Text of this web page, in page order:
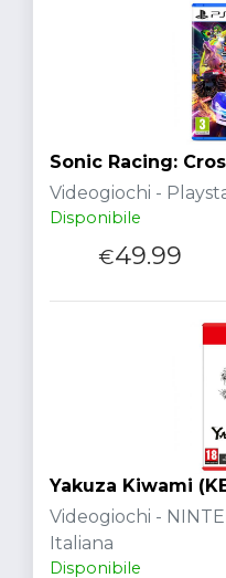
Sonic Racing:
Videogiochi -
Disponibile
€49.99
Yakuza Kiwami
Videogiochi -
Italiana
Disponibile